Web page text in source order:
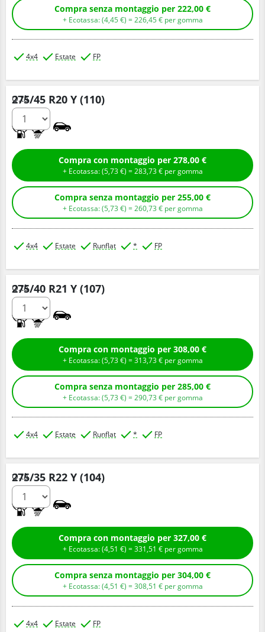
Compra senza montaggio per 222,00 €
+ Ecotassa: (4,45€ ) =226,45€ per gomma
4x4 Estate FP
275/45 R20 Y (110)
Q.tà
Compra con montaggio per 278,00 €
+ Ecotassa: (5,73€ ) =283,73€ per gomma
Compra senza montaggio per 255,00 €
+ Ecotassa: (5,73 € ) =260,73 € per gomma
4x4 Estate Runflat * FP
275/40 R21 Y (107)
Q.tà
Compra con montaggio per 308,00 €
+ Ecotassa: (5,73€ ) =313,73€ per gomma
Compra senza montaggio per 285,00 €
+ Ecotassa: (5,73 € ) =290,73 € per gomma
4x4 Estate Runflat * FP
275/35 R22 Y (104)
Q.tà
Compra con montaggio per 327,00 €
+ Ecotassa: (4,51 € ) =331,51 € per gomma
Compra senza montaggio per 304,00 €
+ Ecotassa: (4,51 € ) =308,51 € per gomma
4x4 Estate FP